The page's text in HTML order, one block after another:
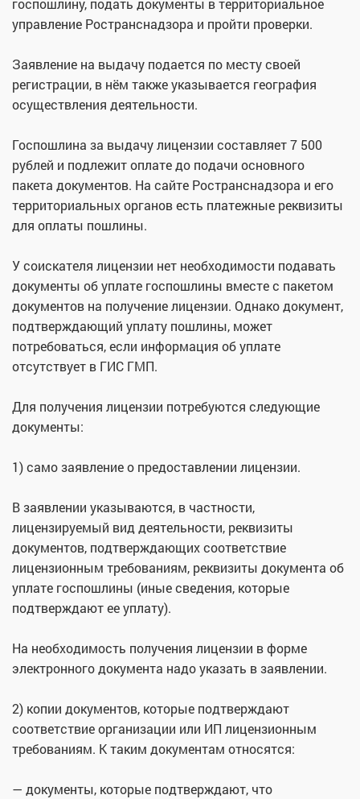
госпошлину, подать документы в территориальное
управление Ространснадзора и пройти проверки.
Заявление на выдачу подается по месту своей
регистрации, в нём также указывается география
осуществления деятельности.
Госпошлина за выдачу лицензии составляет 7 500
рублей и подлежит оплате до подачи основного
пакета документов. На сайте Ространснадзора и его
территориальных органов есть платежные реквизиты
для оплаты пошлины.
У соискателя лицензии нет необходимости подавать
документы об уплате госпошлины вместе с пакетом
документов на получение лицензии. Однако документ,
подтверждающий уплату пошлины, может
потребоваться, если информация об уплате
отсутствует в ГИС ГМП.
Для получения лицензии потребуются следующие
документы:
1) само заявление о предоставлении лицензии.
В заявлении указываются, в частности,
лицензируемый вид деятельности, реквизиты
документов, подтверждающих соответствие
лицензионным требованиям, реквизиты документа об
уплате госпошлины (иные сведения, которые
подтверждают ее уплату).
На необходимость получения лицензии в форме
электронного документа надо указать в заявлении.
2) копии документов, которые подтверждают
соответствие организации или ИП лицензионным
требованиям. К таким документам относятся:
— документы, которые подтверждают, что